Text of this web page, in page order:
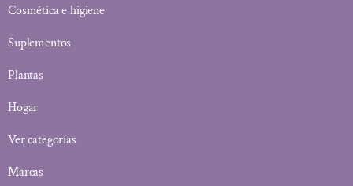
Cosmética e higiene
Suplementos
Plantas
Hogar
Ver categorías
Marcas